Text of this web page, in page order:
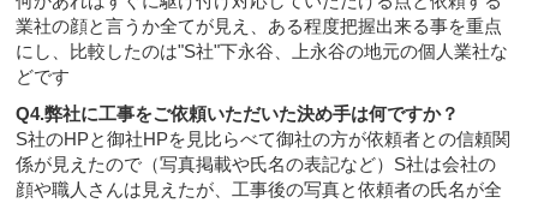
業社の顔と言うか全てが見え、ある程度把握出来る事を重点
にし、比較したのは"S社"下永谷、上永谷の地元の個人業社な
どです
Q4.弊社に工事をご依頼いただいた決め手は何ですか？
S社のHPと御社HPを見比らべて御社の方が依頼者との信頼関
係が見えたので（写真掲載や氏名の表記など）S社は会社の
顔や職人さんは見えたが、工事後の写真と依頼者の氏名が全